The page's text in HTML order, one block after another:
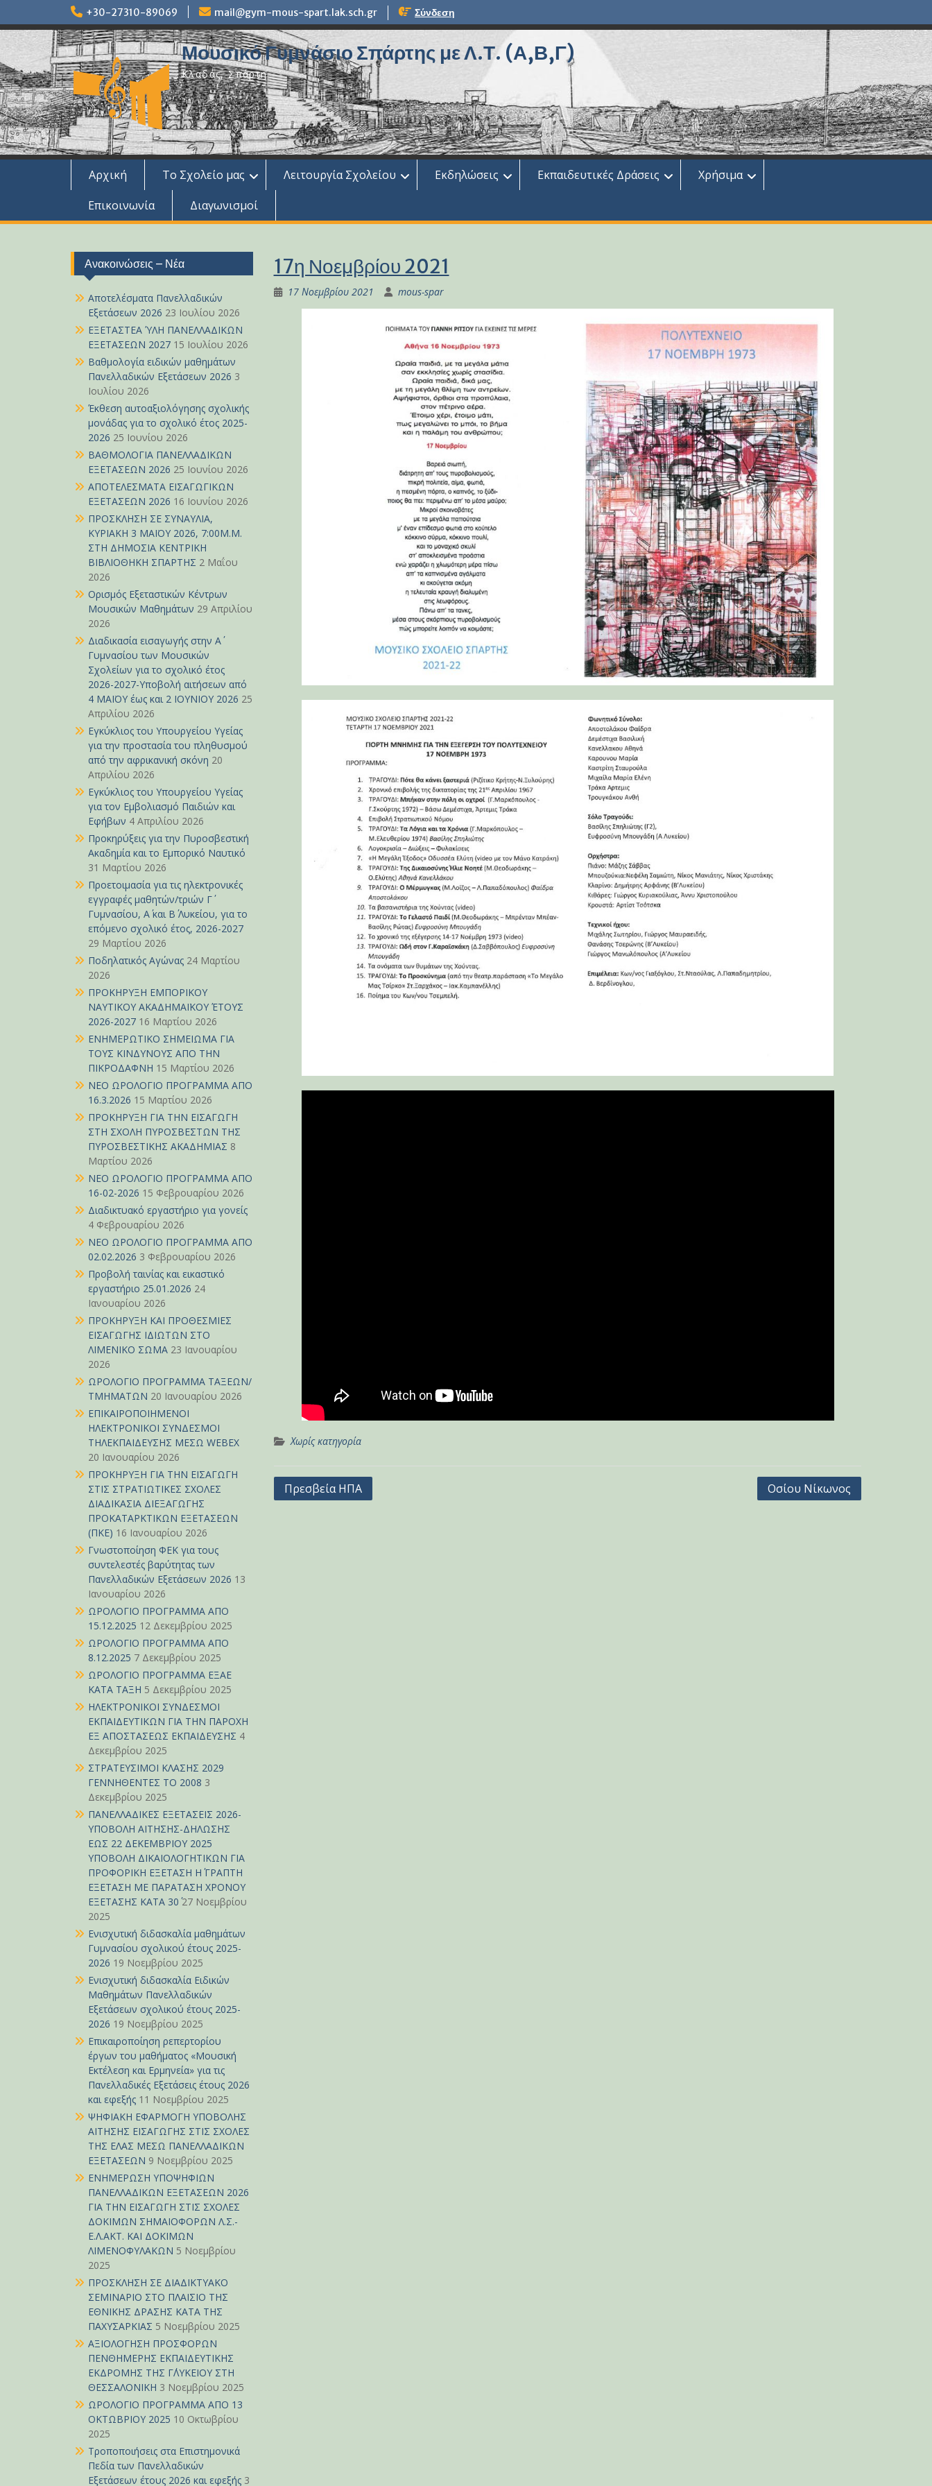
to
content
+30-27310-89069 mail@gym-mous-spart.lak.sch.gr Σύνδεση
Μουσικό Γυμνάσιο Σπάρτης με Λ.Τ. (Α,Β,Γ)
Κλαδάς, Σπάρτη
Αρχική Το Σχολείο μας Λειτουργία Σχολείου Εκδηλώσεις Εκπαιδευτικές Δράσεις
Χρήσιμα
Επικοινωνία
Διαγωνισμοί
17η Νοεμβρίου 2021
17 Νοεμβρίου 2021 mous-spar
Χωρίς κατηγορία
Πλοήγηση
Πρεσβεία ΗΠΑ Οσίου Νίκωνος
Ανακοινώσεις – Νέα
Αποτελέσματα Πανελλαδικών
Εξετάσεων 2026 23 Ιουλίου 2026
ΕΞΕΤΑΣΤΕΑ ΎΛΗ ΠΑΝΕΛΛΑΔΙΚΩΝ
ΕΞΕΤΑΣΕΩΝ 2027 15 Ιουλίου 2026
Βαθμολογία ειδικών μαθημάτων
Πανελλαδικών Εξετάσεων 2026 3
Ιουλίου 2026
Έκθεση αυτοαξιολόγησης σχολικής
μονάδας για το σχολικό έτος 2025-
2026 25 Ιουνίου 2026
ΒΑΘΜΟΛΟΓΙΑ ΠΑΝΕΛΛΑΔΙΚΩΝ
ΕΞΕΤΑΣΕΩΝ 2026 25 Ιουνίου 2026
ΑΠΟΤΕΛΕΣΜΑΤΑ ΕΙΣΑΓΩΓΙΚΩΝ
ΕΞΕΤΑΣΕΩΝ 2026 16 Ιουνίου 2026
ΠΡΟΣΚΛΗΣΗ ΣΕ ΣΥΝΑΥΛΙΑ,
ΚΥΡΙΑΚΗ 3 ΜΑΪΟΥ 2026, 7:00Μ.Μ.
ΣΤΗ ΔΗΜΟΣΙΑ ΚΕΝΤΡΙΚΗ
ΒΙΒΛΙΟΘΗΚΗ ΣΠΑΡΤΗΣ 2 Μαΐου
2026
Ορισμός Εξεταστικών Κέντρων
Μουσικών Μαθημάτων 29 Απριλίου
2026
Διαδικασία εισαγωγής στην Α΄
Γυμνασίου των Μουσικών
Σχολείων για το σχολικό έτος
2026-2027-Υποβολή αιτήσεων από
4 ΜΑΪΟΥ έως και 2 ΙΟΥΝΙΟΥ 2026 25
Απριλίου 2026
Εγκύκλιος του Υπουργείου Υγείας
για την προστασία του πληθυσμού
από την αφρικανική σκόνη 20
Απριλίου 2026
Εγκύκλιος του Υπουργείου Υγείας
για τον Εμβολιασμό Παιδιών και
Εφήβων 4 Απριλίου 2026
Προκηρύξεις για την Πυροσβεστική
Ακαδημία και το Εμπορικό Ναυτικό
31 Μαρτίου 2026
Προετοιμασία για τις ηλεκτρονικές
εγγραφές μαθητών/τριών Γ΄
Γυμνασίου, Α΄ και Β΄ Λυκείου, για το
επόμενο σχολικό έτος, 2026-2027
29 Μαρτίου 2026
Ποδηλατικός Αγώνας 24 Μαρτίου
2026
ΠΡΟΚΗΡΥΞΗ ΕΜΠΟΡΙΚΟΥ
ΝΑΥΤΙΚΟΥ ΑΚΑΔΗΜΑΪΚΟΥ ΈΤΟΥΣ
2026-2027 16 Μαρτίου 2026
ΕΝΗΜΕΡΩΤΙΚΟ ΣΗΜΕΙΩΜΑ ΓΙΑ
ΤΟΥΣ ΚΙΝΔΥΝΟΥΣ ΑΠΟ ΤΗΝ
ΠΙΚΡΟΔΑΦΝΗ 15 Μαρτίου 2026
ΝΕΟ ΩΡΟΛΟΓΙΟ ΠΡΟΓΡΑΜΜΑ ΑΠΟ
16.3.2026 15 Μαρτίου 2026
ΠΡΟΚΗΡΥΞΗ ΓΙΑ ΤΗΝ ΕΙΣΑΓΩΓΗ
ΣΤΗ ΣΧΟΛΗ ΠΥΡΟΣΒΕΣΤΩΝ ΤΗΣ
ΠΥΡΟΣΒΕΣΤΙΚΗΣ ΑΚΑΔΗΜΙΑΣ 8
Μαρτίου 2026
ΝΕΟ ΩΡΟΛΟΓΙΟ ΠΡΟΓΡΑΜΜΑ ΑΠΟ
16-02-2026 15 Φεβρουαρίου 2026
Διαδικτυακό εργαστήριο για γονείς
4 Φεβρουαρίου 2026
ΝΕΟ ΩΡΟΛΟΓΙΟ ΠΡΟΓΡΑΜΜΑ ΑΠΟ
02.02.2026 3 Φεβρουαρίου 2026
Προβολή ταινίας και εικαστικό
εργαστήριο 25.01.2026 24
Ιανουαρίου 2026
ΠΡΟΚΗΡΥΞΗ ΚΑΙ ΠΡΟΘΕΣΜΙΕΣ
ΕΙΣΑΓΩΓΗΣ ΙΔΙΩΤΩΝ ΣΤΟ
ΛΙΜΕΝΙΚΟ ΣΩΜΑ 23 Ιανουαρίου
2026
ΩΡΟΛΟΓΙΟ ΠΡΟΓΡΑΜΜΑ ΤΑΞΕΩΝ/
ΤΜΗΜΑΤΩΝ 20 Ιανουαρίου 2026
ΕΠΙΚΑΙΡΟΠΟΙΗΜΕΝΟΙ
ΗΛΕΚΤΡΟΝΙΚΟΙ ΣΥΝΔΕΣΜΟΙ
ΤΗΛΕΚΠΑΙΔΕΥΣΗΣ ΜΕΣΩ WEBEX
20 Ιανουαρίου 2026
ΠΡΟΚΗΡΥΞΗ ΓΙΑ ΤΗΝ ΕΙΣΑΓΩΓΗ
ΣΤΙΣ ΣΤΡΑΤΙΩΤΙΚΕΣ ΣΧΟΛΕΣ
ΔΙΑΔΙΚΑΣΙΑ ΔΙΕΞΑΓΩΓΗΣ
ΠΡΟΚΑΤΑΡΚΤΙΚΩΝ ΕΞΕΤΑΣΕΩΝ
(ΠΚΕ) 16 Ιανουαρίου 2026
Γνωστοποίηση ΦΕΚ για τους
συντελεστές βαρύτητας των
Πανελλαδικών Εξετάσεων 2026 13
Ιανουαρίου 2026
ΩΡΟΛΟΓΙΟ ΠΡΟΓΡΑΜΜΑ ΑΠΟ
15.12.2025 12 Δεκεμβρίου 2025
ΩΡΟΛΟΓΙΟ ΠΡΟΓΡΑΜΜΑ ΑΠΟ
8.12.2025 7 Δεκεμβρίου 2025
ΩΡΟΛΟΓΙΟ ΠΡΟΓΡΑΜΜΑ ΕΞΑΕ
ΚΑΤΑ ΤΑΞΗ 5 Δεκεμβρίου 2025
ΗΛΕΚΤΡΟΝΙΚΟΙ ΣΥΝΔΕΣΜΟΙ
ΕΚΠΑΙΔΕΥΤΙΚΩΝ ΓΙΑ ΤΗΝ ΠΑΡΟΧΗ
ΕΞ ΑΠΟΣΤΑΣΕΩΣ ΕΚΠΑΙΔΕΥΣΗΣ 4
Δεκεμβρίου 2025
ΣΤΡΑΤΕΥΣΙΜΟΙ ΚΛΑΣΗΣ 2029
ΓΕΝΝΗΘΕΝΤΕΣ ΤΟ 2008 3
Δεκεμβρίου 2025
ΠΑΝΕΛΛΑΔΙΚΕΣ ΕΞΕΤΑΣΕΙΣ 2026-
ΥΠΟΒΟΛΗ ΑΙΤΗΣΗΣ-ΔΗΛΩΣΗΣ
ΕΩΣ 22 ΔΕΚΕΜΒΡΙΟΥ 2025
ΥΠΟΒΟΛΗ ΔΙΚΑΙΟΛΟΓΗΤΙΚΩΝ ΓΙΑ
ΠΡΟΦΟΡΙΚΗ ΕΞΕΤΑΣΗ Η΄ ΓΡΑΠΤΗ
ΕΞΕΤΑΣΗ ΜΕ ΠΑΡΑΤΑΣΗ ΧΡΟΝΟΥ
ΕΞΕΤΑΣΗΣ ΚΑΤΑ 30΄ 27 Νοεμβρίου
2025
Ενισχυτική διδασκαλία μαθημάτων
Γυμνασίου σχολικού έτους 2025-
2026 19 Νοεμβρίου 2025
Ενισχυτική διδασκαλία Ειδικών
Μαθημάτων Πανελλαδικών
Εξετάσεων σχολικού έτους 2025-
2026 19 Νοεμβρίου 2025
Επικαιροποίηση ρεπερτορίου
έργων του μαθήματος «Μουσική
Εκτέλεση και Ερμηνεία» για τις
Πανελλαδικές Εξετάσεις έτους 2026
και εφεξής 11 Νοεμβρίου 2025
ΨΗΦΙΑΚΗ ΕΦΑΡΜΟΓΗ ΥΠΟΒΟΛΗΣ
ΑΙΤΗΣΗΣ ΕΙΣΑΓΩΓΗΣ ΣΤΙΣ ΣΧΟΛΕΣ
ΤΗΣ ΕΛΑΣ ΜΕΣΩ ΠΑΝΕΛΛΑΔΙΚΩΝ
ΕΞΕΤΑΣΕΩΝ 9 Νοεμβρίου 2025
ΕΝΗΜΕΡΩΣΗ ΥΠΟΨΗΦΙΩΝ
ΠΑΝΕΛΛΑΔΙΚΩΝ ΕΞΕΤΑΣΕΩΝ 2026
ΓΙΑ ΤΗΝ ΕΙΣΑΓΩΓΗ ΣΤΙΣ ΣΧΟΛΕΣ
ΔΟΚΙΜΩΝ ΣΗΜΑΙΟΦΟΡΩΝ Λ.Σ.-
Ε.Λ.ΑΚΤ. ΚΑΙ ΔΟΚΙΜΩΝ
ΛΙΜΕΝΟΦΥΛΑΚΩΝ 5 Νοεμβρίου
2025
ΠΡΟΣΚΛΗΣΗ ΣΕ ΔΙΑΔΙΚΤΥΑΚΟ
ΣΕΜΙΝΑΡΙΟ ΣΤΟ ΠΛΑΙΣΙΟ ΤΗΣ
ΕΘΝΙΚΗΣ ΔΡΑΣΗΣ ΚΑΤΑ ΤΗΣ
ΠΑΧΥΣΑΡΚΙΑΣ 5 Νοεμβρίου 2025
ΑΞΙΟΛΟΓΗΣΗ ΠΡΟΣΦΟΡΩΝ
ΠΕΝΘΗΜΕΡΗΣ ΕΚΠΑΙΔΕΥΤΙΚΗΣ
ΕΚΔΡΟΜΗΣ ΤΗΣ Γ΄ΛΥΚΕΙΟΥ ΣΤΗ
ΘΕΣΣΑΛΟΝΙΚΗ 3 Νοεμβρίου 2025
ΩΡΟΛΟΓΙΟ ΠΡΟΓΡΑΜΜΑ ΑΠΟ 13
ΟΚΤΩΒΡΙΟΥ 2025 10 Οκτωβρίου
2025
Τροποποιήσεις στα Επιστημονικά
Πεδία των Πανελλαδικών
Εξετάσεων έτους 2026 και εφεξής 3